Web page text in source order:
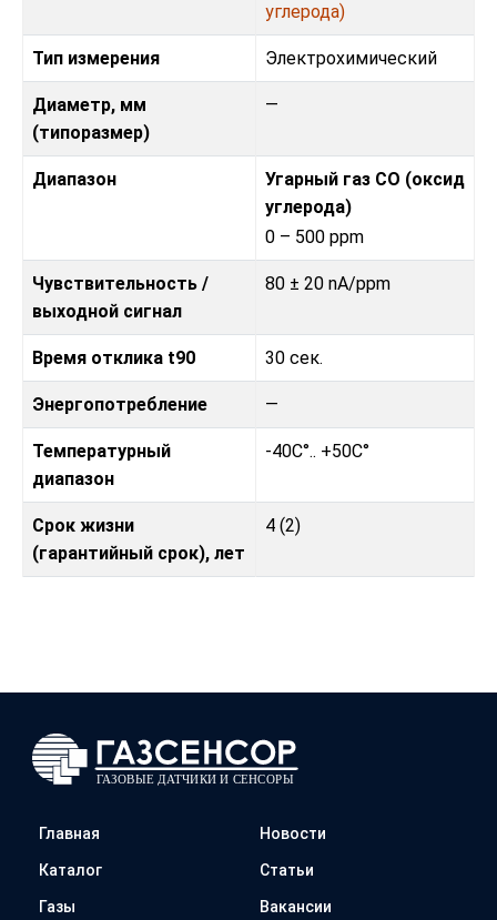
углерода)
Тип измерения Электрохимический
Диаметр, мм
(типоразмер)
—
Диапазон
Угарный газ CO (оксид
углерода)
0 – 500 ppm
Чувствительность /
выходной сигнал
80 ± 20 nA/ppm
Время отклика t90 30 сек.
Энергопотребление —
Температурный
диапазон
-40C°.. +50C°
Срок жизни
(гарантийный срок), лет
4 (2)
Главная
Каталог
Газы
Новости
Статьи
Вакансии